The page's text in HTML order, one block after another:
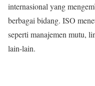
internasional yang
berbagai bidang. ISO
seperti manajemen mutu,
lain-lain.